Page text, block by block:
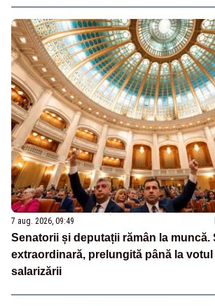
7 aug. 2026, 09:49
Senatorii și deputații rămân la muncă.
extraordinară, prelungită până la votul
salarizării